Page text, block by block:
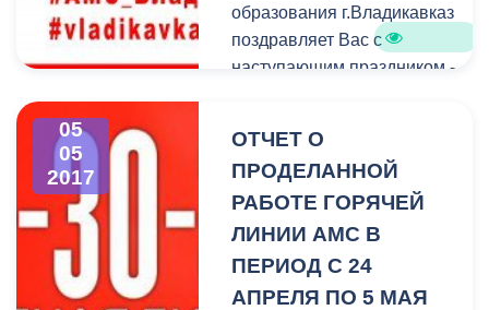
образования г.Владикавказ
поздравляет Вас с
наступающим праздником -
05
05
2017
ОТЧЕТ О
ПРОДЕЛАННОЙ
РАБОТЕ ГОРЯЧЕЙ
ЛИНИИ АМС В
ПЕРИОД С 24
АПРЕЛЯ ПО 5 МАЯ